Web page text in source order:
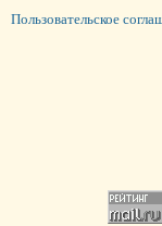
Пользовательское